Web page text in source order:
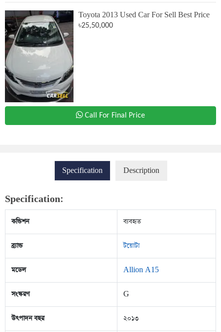
Toyota 2013 Used Car For Sell Best Price
৳25,50,000
Call For Final Price
Specification Description
Specification:
কন্ডিশন ব্যবহৃত
ব্র্যান্ড টয়োটা
মডেল Allion A15
সংস্করণ G
উৎপাদন বছর ২০১৩